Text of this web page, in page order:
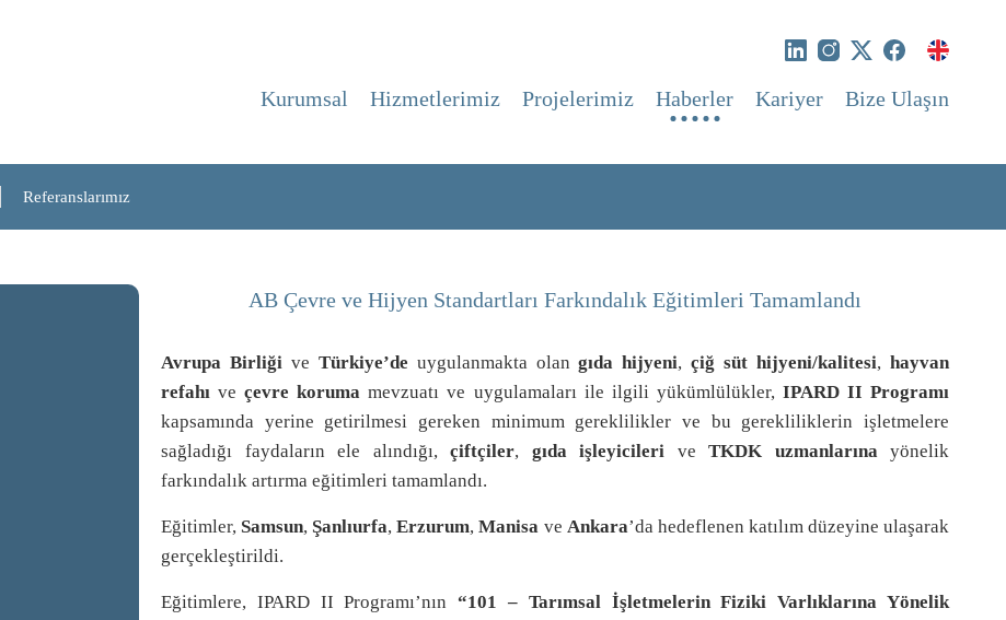
Kurumsal Hizmetlerimiz Projelerimiz Haberler Kariyer Bize Ulaşın
Referanslarımız
AB Çevre ve Hijyen Standartları Farkındalık Eğitimleri Tamamlandı
Avrupa Birliğive Türkiye’de uygulanmakta olangıda hijyeni,çiğ süt hijyeni/kalitesi,hayvan
refahı veçevre koruma mevzuatı ve uygulamaları ile ilgili yükümlülükler, IPARD II Programı
kapsamında yerine getirilmesi gereken minimum gereklilikler ve bu gerekliliklerin işletmelere
sağladığı faydaların ele alındığı, çiftçiler, gıda işleyicileri ve TKDK uzmanlarınayönelik
farkındalık artırma eğitimleri tamamlandı.
Eğitimler, Samsun, Şanlıurfa,Erzurum,Manisa ve Ankara’da hedeflenen katılım düzeyine ulaşarak
gerçekleştirildi.
Eğitimlere, IPARD II Programı’nın“101 – Tarımsal İşletmelerin Fiziki Varlıklarına Yönelik